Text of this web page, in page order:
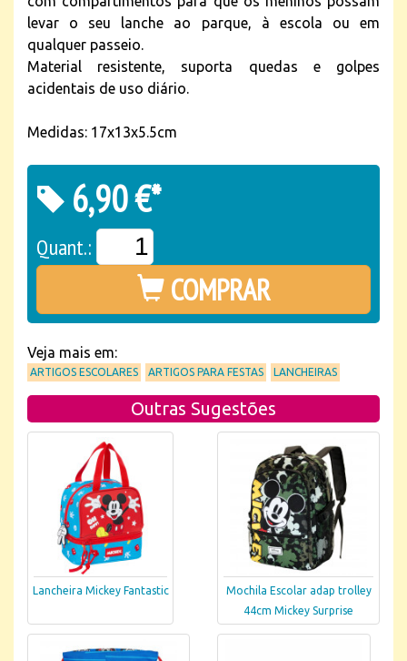
levar o seu lanche ao parque, à escola ou em
qualquer passeio.
Material resistente, suporta quedas e golpes
acidentais de uso diário.
Medidas: 17x13x5.5cm
6,90 €*
Quant.:
COMPRAR
Veja mais em:
ARTIGOS ESCOLARES ARTIGOS PARA FESTAS LANCHEIRAS
Outras Sugestões
Lancheira Mickey Fantastic
Mochila Escolar adap trolley
44cm Mickey Surprise